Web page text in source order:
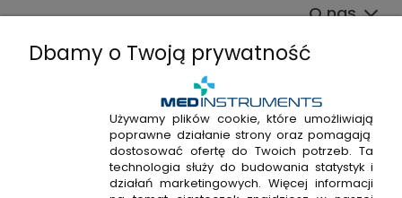
O nas
+48 720 915 338
+48 22 298 53 38
Napisz do nas!
Dbamy o Twoją prywatność
Używamy plików cookie, które umożliwiają
poprawne działanie strony oraz pomagają
dostosować ofertę do Twoich potrzeb. Ta
technologia służy do budowania statystyk i
działań marketingowych. Więcej informacji